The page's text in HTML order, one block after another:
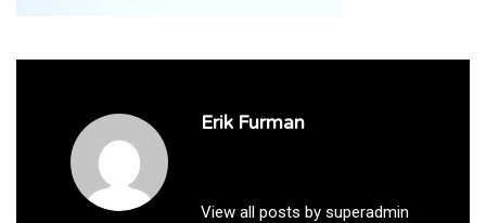
Erik Furman
View all posts by superadmin